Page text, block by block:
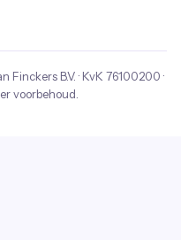
Finckers B.V. · KvK 76100200 ·
voorbehoud.